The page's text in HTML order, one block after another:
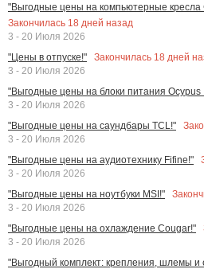
"Выгодные цены на компьютерные кресла
Закончилась 18 дней назад
3 - 20 Июля 2026
"Цены в отпуске!"
Закончилась 18 дней
3 - 20 Июля 2026
"Выгодные цены на блоки питания Ocypus
3 - 20 Июля 2026
"Выгодные цены на саундбары TCL!"
3 - 20 Июля 2026
"Выгодные цены на аудиотехнику Fifine!"
3 - 20 Июля 2026
"Выгодные цены на ноутбуки MSI!"
3 - 20 Июля 2026
"Выгодные цены на охлаждение Cougar!"
3 - 20 Июля 2026
"Выгодный комплект: крепления, шлемы и